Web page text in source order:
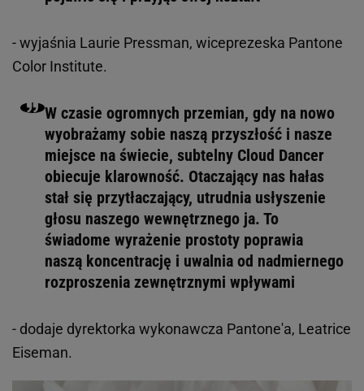
- wyjaśnia Laurie Pressman, wiceprezeska Pantone
Color Institute.
W czasie ogromnych przemian, gdy na nowo
wyobrażamy sobie naszą przyszłość i nasze
miejsce na świecie, subtelny Cloud Dancer
obiecuje klarowność. Otaczający nas hałas
stał się przytłaczający, utrudnia usłyszenie
głosu naszego wewnętrznego ja. To
świadome wyrażenie prostoty poprawia
naszą koncentrację i uwalnia od nadmiernego
rozproszenia zewnętrznymi wpływami
- dodaje dyrektorka wykonawcza Pantone'a, Leatrice
Eiseman.